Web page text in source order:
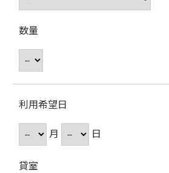
数量
利用希望日
月
日
貸室